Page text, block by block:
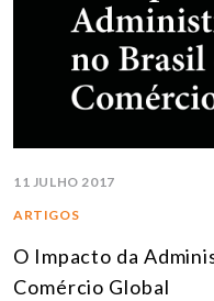
11 JULHO 2017
ARTIGOS
O Impacto da
Comércio Global